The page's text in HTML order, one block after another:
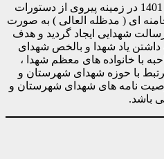
رسانه کمیل مدیا در بهمن ماه 1401 در زمینه پیروی از دستورات
ای ( مدظله العالی ) به صورت
شهدایی ایجاد گردید و هدف
داشتن یاد شهدا و بالخص شهدای
با خانواده های معظم شهدا ،
با حوزه شهدای شهرستان و
نامه های شهدای شهرستان و
باشد.